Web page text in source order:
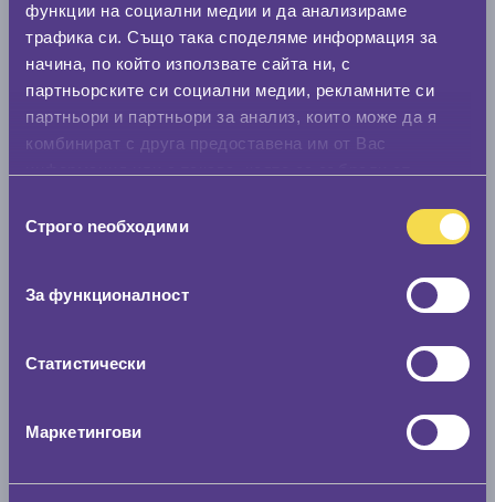
функции на социални медии и да анализираме
трафика си. Също така споделяме информация за
начина, по който използвате сайта ни, с
партньорските си социални медии, рекламните си
партньори и партньори за анализ, които може да я
комбинират с друга предоставена им от Вас
наСтрого nеобходими
За функционалност
Статистически
Маркетингови
Стар размер
Скоростомер при 100